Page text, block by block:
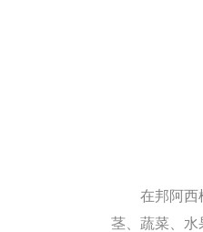
在邦阿西
茎、蔬菜、水